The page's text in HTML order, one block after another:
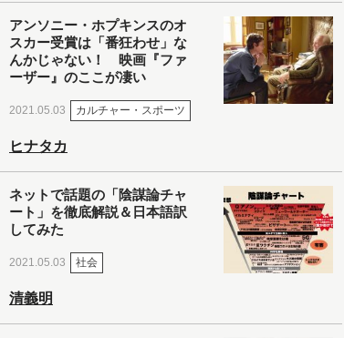
アンソニー・ホプキンスのオ
スカー受賞は「番狂わせ」な
んかじゃない！ 映画『ファ
ーザー』のここが凄い
2021.05.03 カルチャー・スポーツ
ヒナタカ
ネットで話題の「陰謀論チャ
ート」を徹底解説＆日本語訳
してみた
2021.05.03 社会
清義明